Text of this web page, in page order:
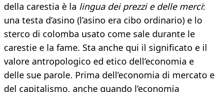
della carestia è la lingua dei prezzi e delle merci:
una testa d’asino (l’asino era cibo ordinario) e lo
sterco di colomba usato come sale durante le
carestie e la fame. Sta anche qui il significato e il
valore antropologico ed etico dell’economia e
delle sue parole. Prima dell’economia di mercato e
del capitalismo, anche quando l’economia